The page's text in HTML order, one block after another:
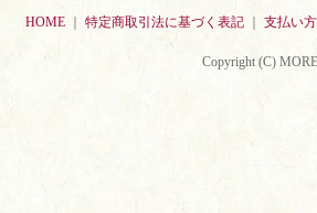
HOME 特定商取引法に基づく表記 支払い
Copyright (C)